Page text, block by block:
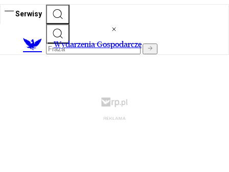
Serwisy
Wydarzenia Gospodarcze